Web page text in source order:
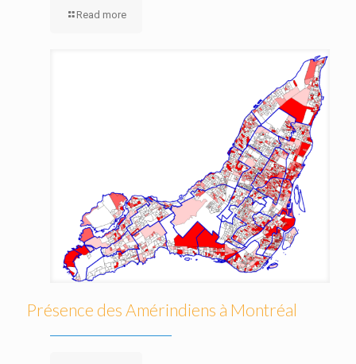
Read more
Présence des Amérindiens à Montréal